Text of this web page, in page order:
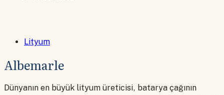
Lityum
Albemarle
Dünyanın en büyük lityum üreticisi, batarya çağının